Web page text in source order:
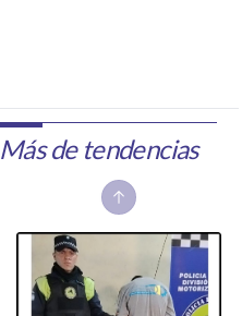
Más de tendencias
Previous slide